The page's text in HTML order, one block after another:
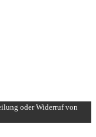
oder Widerruf von